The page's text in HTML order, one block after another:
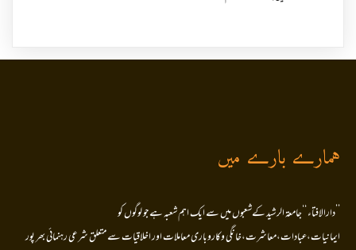
ہمارے بارے میں
’’دارالافتاء ‘‘جامعۃ الرشید کےشعبوں میں سے ایک اہم شعبہ ہے جو لوگوں کو
ایمانیات،عبادات،معاشرت،خانگی وکاروباری معاملات اور اخلاقیات سے متعلق شرعی رہنمائی بھر پور